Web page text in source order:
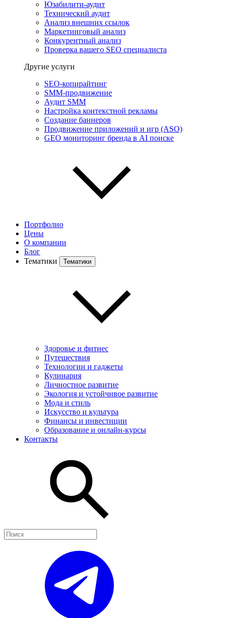
Юзабилити-аудит
Технический аудит
Анализ внешних ссылок
Маркетинговый анализ
Конкурентный анализ
Проверка вашего SEO специалиста
Другие услуги
SEO-копирайтинг
SMM-продвижение
Аудит SMM
Настройка контекстной рекламы
Создание баннеров
Продвижение приложений и игр (ASO)
GEO мониторинг бренда в AI поиске
Портфолио
Цены
О компании
Блог
Тематики
Тематики
Здоровье и фитнес
Путешествия
Технологии и гаджеты
Кулинария
Личностное развитие
Экология и устойчивое развитие
Мода и стиль
Искусство и культура
Финансы и инвестиции
Образование и онлайн-курсы
Контакты